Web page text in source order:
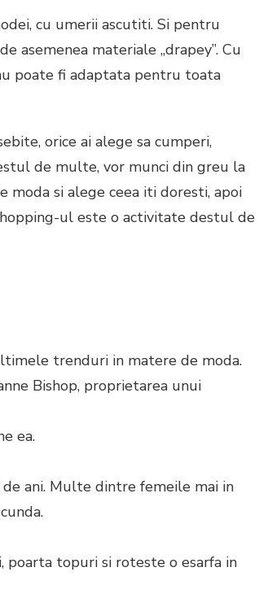
cu umerii ascutiti. Si pentru
asemenea materiale „drapey”. Cu
poate fi adaptata pentru toata
orice ai alege sa cumperi,
de multe, vor munci din greu la
si alege ceea iti doresti, apoi
ul este o activitate destul de
trenduri in matere de moda.
Bishop, proprietarea unui
ea.
ani. Multe dintre femeile mai in
poarta topuri si roteste o esarfa in